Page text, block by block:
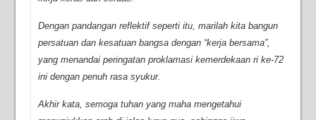
Dengan pandangan reflektif seperti itu, marilah kita bangun
persatuan dan kesatuan bangsa dengan “kerja bersama”,
yang menandai peringatan proklamasi kemerdekaan ri ke-72
ini dengan penuh rasa syukur.
Akhir kata, semoga tuhan yang maha mengetahui